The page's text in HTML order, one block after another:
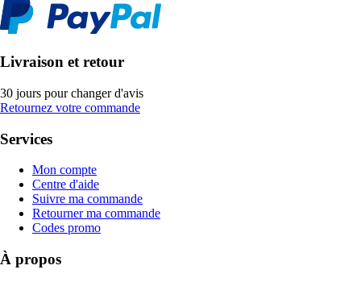
Livraison et retour
30 jours pour changer d'avis
Retournez votre commande
Services
Mon compte
Centre d'aide
Suivre ma commande
Retourner ma commande
Codes promo
À propos